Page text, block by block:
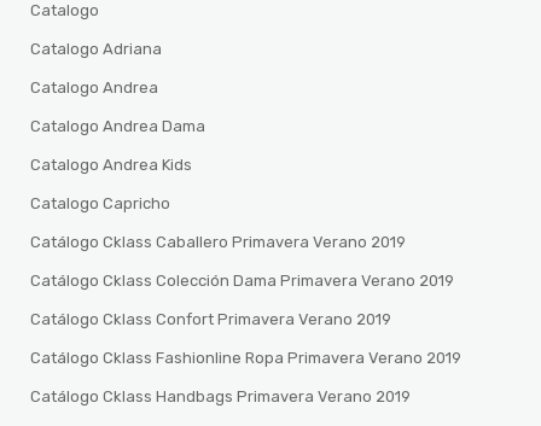
Catalogo
Catalogo Adriana
Catalogo Andrea
Catalogo Andrea Dama
Catalogo Andrea Kids
Catalogo Capricho
Catálogo Cklass Caballero Primavera Verano 2019
Catálogo Cklass Colección Dama Primavera Verano 2019
Catálogo Cklass Confort Primavera Verano 2019
Catálogo Cklass Fashionline Ropa Primavera Verano 2019
Catálogo Cklass Handbags Primavera Verano 2019